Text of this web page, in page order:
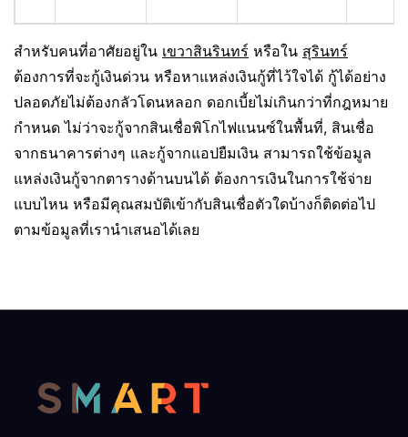
สำหรับคนที่อาศัยอยู่ใน เขวาสินรินทร์ หรือใน สุรินทร์
ต้องการที่จะกู้เงินด่วน หรือหาแหล่งเงินกู้ที่ไว้ใจได้ กู้ได้อย่าง
ปลอดภัยไม่ต้องกลัวโดนหลอก ดอกเบี้ยไม่เกินกว่าที่กฎหมาย
กำหนด ไม่ว่าจะกู้จากสินเชื่อพิโกไฟแนนซ์ในพื้นที่, สินเชื่อ
จากธนาคารต่างๆ และกู้จากแอปยืมเงิน สามารถใช้ข้อมูล
แหล่งเงินกู้จากตารางด้านบนได้ ต้องการเงินในการใช้จ่าย
แบบไหน หรือมีคุณสมบัติเข้ากับสินเชื่อตัวใดบ้างก็ติดต่อไป
ตามข้อมูลที่เรานำเสนอได้เลย